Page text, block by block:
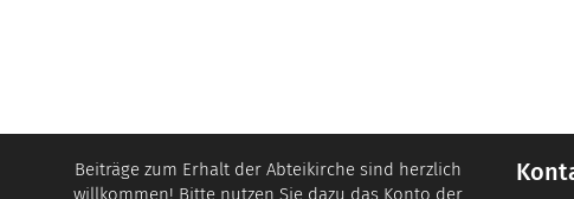
Beiträge zum Erhalt der Abteikirche sind herzlich
willkommen! Bitte nutzen Sie dazu das Konto der